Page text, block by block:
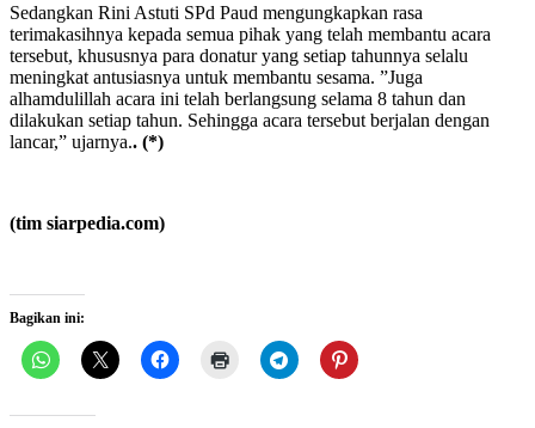
Sedangkan Rini Astuti SPd Paud mengungkapkan rasa
terimakasihnya kepada semua pihak yang telah membantu acara
tersebut, khususnya para donatur yang setiap tahunnya selalu
meningkat antusiasnya untuk membantu sesama. ”Juga
alhamdulillah acara ini telah berlangsung selama 8 tahun dan
dilakukan setiap tahun. Sehingga acara tersebut berjalan dengan
lancar,” ujarnya.. (*)
(tim siarpedia.com)
Bagikan ini: